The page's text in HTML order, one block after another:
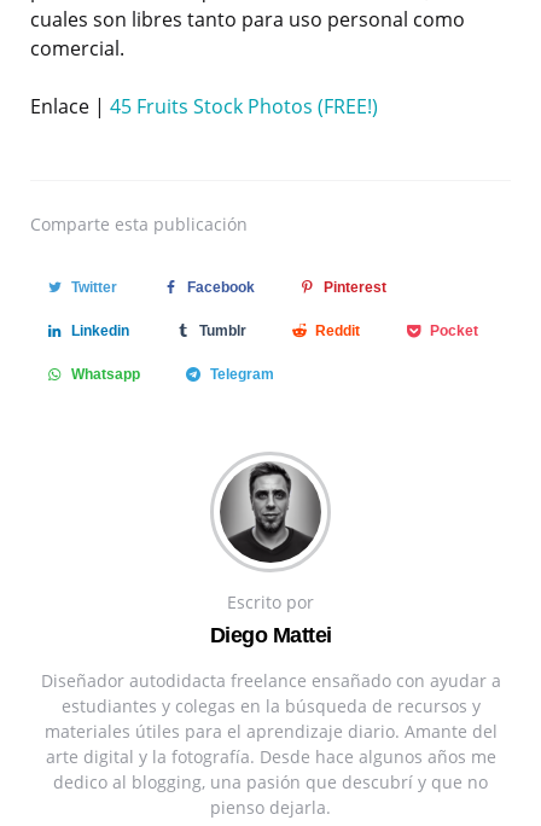
cuales son libres tanto para uso personal como
comercial.
Enlace | 45 Fruits Stock Photos (FREE!)
Comparte esta publicación
Twitter Facebook Pinterest
Linkedin Tumblr Reddit Pocket
Whatsapp Telegram
Escrito por
Diego Mattei
Diseñador autodidacta freelance ensañado con ayudar a
estudiantes y colegas en la búsqueda de recursos y
materiales útiles para el aprendizaje diario. Amante del
arte digital y la fotografía. Desde hace algunos años me
dedico al blogging, una pasión que descubrí y que no
pienso dejarla.